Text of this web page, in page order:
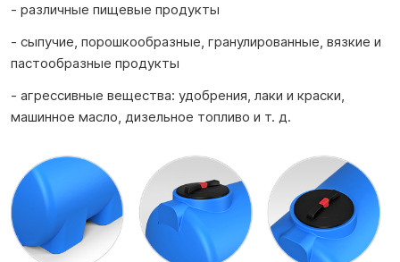
- различные пищевые продукты
- сыпучие, порошкообразные, гранулированные, вязкие и
пастообразные продукты
- агрессивные вещества: удобрения, лаки и краски,
машинное масло, дизельное топливо и т. д.